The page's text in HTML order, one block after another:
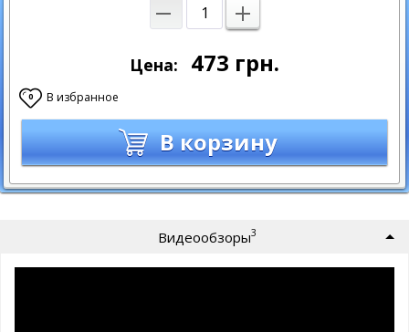
Цена: 473 грн.
0 В избранное
В корзину
Видеообзоры3